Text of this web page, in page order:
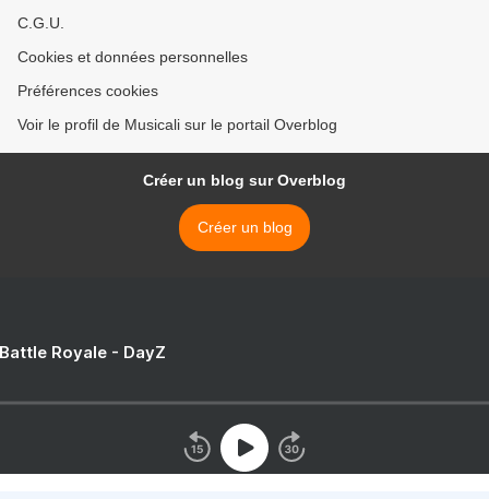
C.G.U.
Cookies et données personnelles
Préférences cookies
Voir le profil de Musicali sur le portail Overblog
Créer un blog sur Overblog
Créer un blog
Royale - DayZ